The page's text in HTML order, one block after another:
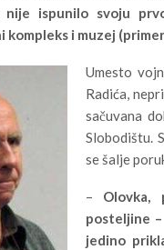
ispunilo svoju
i muzej
Umesto
Radića,
sačuvana
Slobodištu.
se šalje
– Olovka,
posteljine
jedino